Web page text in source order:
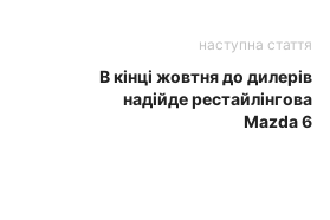
наступна стаття
В кінці жовтня до дилерів
надійде рестайлінгова
Mazda 6